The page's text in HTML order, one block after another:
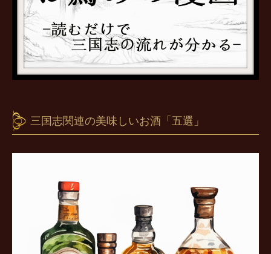
三国志関連の美味しいお酒「五選」